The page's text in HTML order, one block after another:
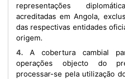
representações
acreditadas em Angola,
das respectivas entidades
origem.
4. A cobertura cambial para a liquidação das
operações objecto do
processar-se pela utilização